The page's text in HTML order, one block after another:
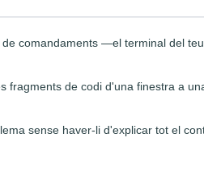
comandaments —el terminal del
fragments de codi d'una finestra a
sense haver-li d'explicar tot el